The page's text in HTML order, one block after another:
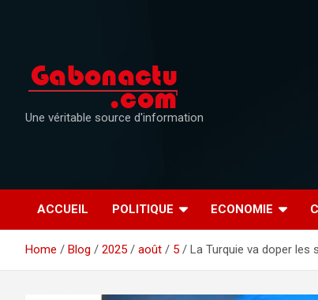
Une véritable source d'information
ACCUEIL POLITIQUE ECONOMIE
Home Blog 2025 août 5 La Turquie va doper les